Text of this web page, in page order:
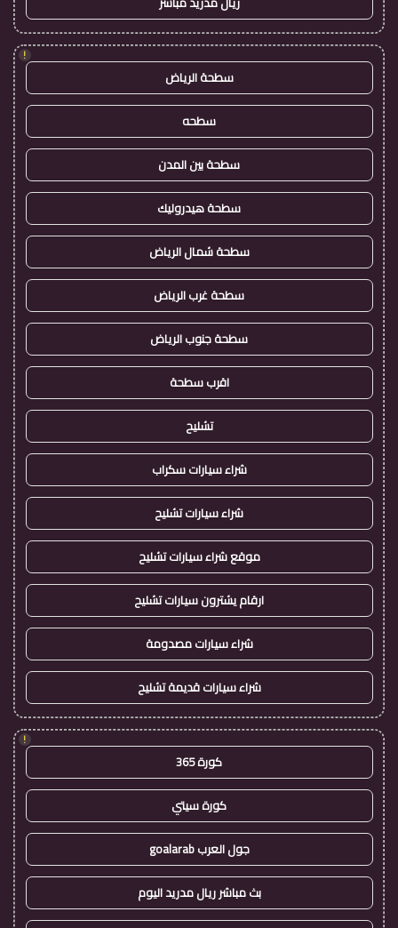
!
سطحة الرياض
سطحه
سطحة بين المدن
سطحة هيدروليك
سطحة شمال الرياض
سطحة غرب الرياض
سطحة جنوب الرياض
اقرب سطحة
تشليح
شراء سيارات سكراب
شراء سيارات تشليح
موقع شراء سيارات تشليح
ارقام يشترون سيارات تشليح
شراء سيارات مصدومة
شراء سيارات قديمة تشليح
!
كورة 365
كورة سيتي
جول العرب goalarab
بث مباشر ريال مدريد اليوم